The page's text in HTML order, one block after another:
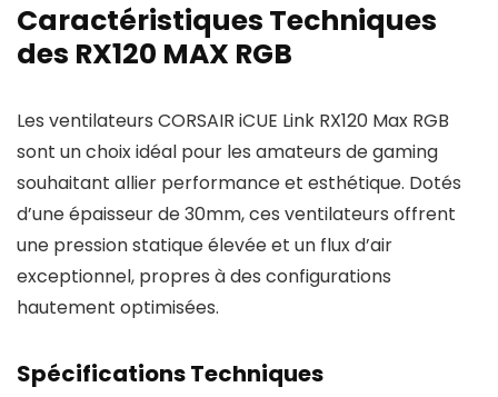
Caractéristiques Techniques
des RX120 MAX RGB
Les ventilateurs CORSAIR iCUE Link RX120 Max RGB
sont un choix idéal pour les amateurs de gaming
souhaitant allier performance et esthétique. Dotés
d’une épaisseur de 30mm, ces ventilateurs offrent
une pression statique élevée et un flux d’air
exceptionnel, propres à des configurations
hautement optimisées.
Spécifications Techniques